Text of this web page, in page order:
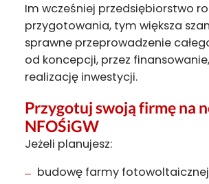
Im wcześniej przedsiębiorstwo
przygotowania, tym większa
sprawne przeprowadzenie
od koncepcji, przez
realizację inwestycji.
Przygotuj swoją firmę na
NFOŚiGW
Jeżeli planujesz:
budowę farmy